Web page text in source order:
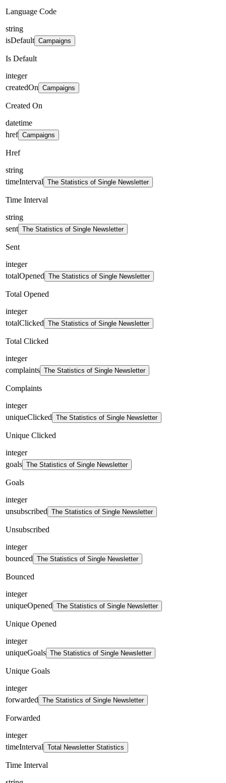
Language Code
string
isDefault Campaigns
Is Default
integer
createdOn Campaigns
Created On
datetime
href Campaigns
Href
string
timeInterval The Statistics of Single Newsletter
Time Interval
string
sent The Statistics of Single Newsletter
Sent
integer
totalOpened The Statistics of Single Newsletter
Total Opened
integer
totalClicked The Statistics of Single Newsletter
Total Clicked
integer
complaints The Statistics of Single Newsletter
Complaints
integer
uniqueClicked The Statistics of Single Newsletter
Unique Clicked
integer
goals The Statistics of Single Newsletter
Goals
integer
unsubscribed The Statistics of Single Newsletter
Unsubscribed
integer
bounced The Statistics of Single Newsletter
Bounced
integer
uniqueOpened The Statistics of Single Newsletter
Unique Opened
integer
uniqueGoals The Statistics of Single Newsletter
Unique Goals
integer
forwarded The Statistics of Single Newsletter
Forwarded
integer
timeInterval Total Newsletter Statistics
Time Interval